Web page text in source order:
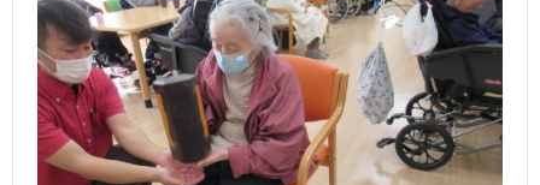
見学・体験利用